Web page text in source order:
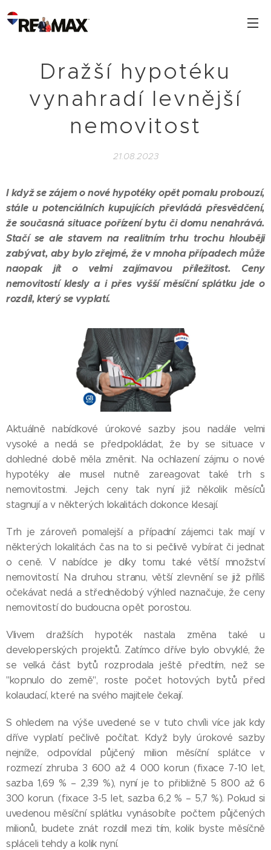
Dražší hypotéku
vynahradí levnější
nemovitost
21.08.2023
I když se zájem o nové hypotéky opět pomalu probouzí,
stále u potenciálních kupujících převládá přesvědčení,
že současná situace pořízení bytu či domu nenahrává.
Stačí se ale stavem na realitním trhu trochu hlouběji
zabývat, aby bylo zřejmé, že v mnoha případech může
naopak jít o velmi zajímavou příležitost. Ceny
nemovitostí klesly a i přes vyšší měsíční splátku jde o
rozdíl, který se vyplatí.
Aktuálně nabídkové úrokové sazby jsou nadále velmi
vysoké a nedá se předpokládat, že by se situace v
dohledné době měla změnit. Na ochlazení zájmu o nové
hypotéky ale musel nutně zareagovat také trh s
nemovitostmi. Jejich ceny tak nyní již několik měsíců
stagnují a v některých lokalitách dokonce klesají.
Trh je zároveň pomalejší a případní zájemci tak mají v
některých lokalitách čas na to si pečlivě vybírat či jednat
o ceně. V nabídce je díky tomu také větší množství
nemovitostí. Na druhou stranu, větší zlevnění se již příliš
očekávat nedá a střednědobý výhled naznačuje, že ceny
nemovitostí do budoucna opět porostou.
Vlivem dražších hypoték nastala změna také u
developerských projektů. Zatímco dříve bylo obvyklé, že
se velká část bytů rozprodala ještě předtím, než se
"kopnulo do země", roste počet hotových bytů před
kolaudací, které na svého majitele čekají.
S ohledem na výše uvedené se v tuto chvíli více jak kdy
dříve vyplatí pečlivě počítat. Když byly úrokové sazby
nejníže, odpovídal půjčený milion měsíční splátce v
rozmezí zhruba 3 600 až 4 000 korun (fixace 7-10 let,
sazba 1,69 % – 2,39 %), nyní je to přibližně 5 800 až 6
300 korun. (fixace 3-5 let, sazba 6,2 % – 5,7 %). Pokud si
uvedenou měsíční splátku vynásobíte počtem půjčených
milionů, budete znát rozdíl mezi tím, kolik byste měsíčně
spláceli tehdy a kolik nyní.